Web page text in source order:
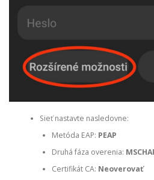
Sieť nastavte nasledovne:
Metóda EAP: PEAP
Druhá fáza overenia:
Certifikát CA: Neoverovať